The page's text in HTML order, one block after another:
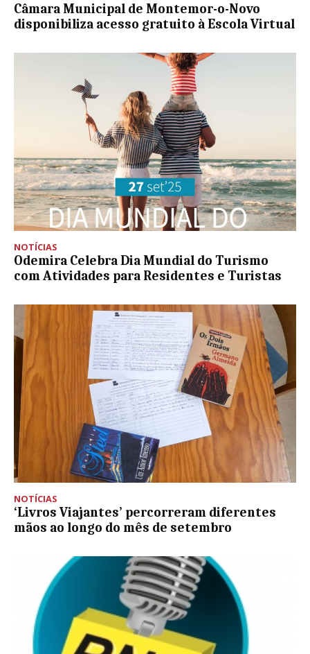
Câmara Municipal de Montemor-o-Novo
disponibiliza acesso gratuito à Escola Virtual
NOTÍCIAS
Odemira Celebra Dia Mundial do Turismo
com Atividades para Residentes e Turistas
NOTÍCIAS
‘Livros Viajantes’ percorreram diferentes
mãos ao longo do mês de setembro